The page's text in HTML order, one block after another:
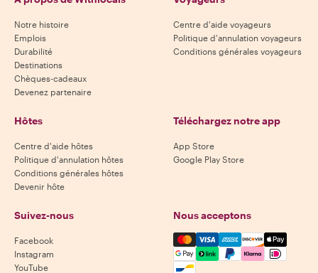
Notre histoire
Emplois
Durabilité
Destinations
Chèques-cadeaux
Devenez partenaire
Centre d'aide voyageurs
Politique d'annulation voyageurs
Conditions générales voyageurs
Hôtes
Centre d'aide hôtes
Politique d'annulation hôtes
Conditions générales hôtes
Devenir hôte
Téléchargez notre app
App Store
Google Play Store
Suivez-nous
Facebook
Instagram
YouTube
Nous acceptons
Mastercard, Visa, Amex,